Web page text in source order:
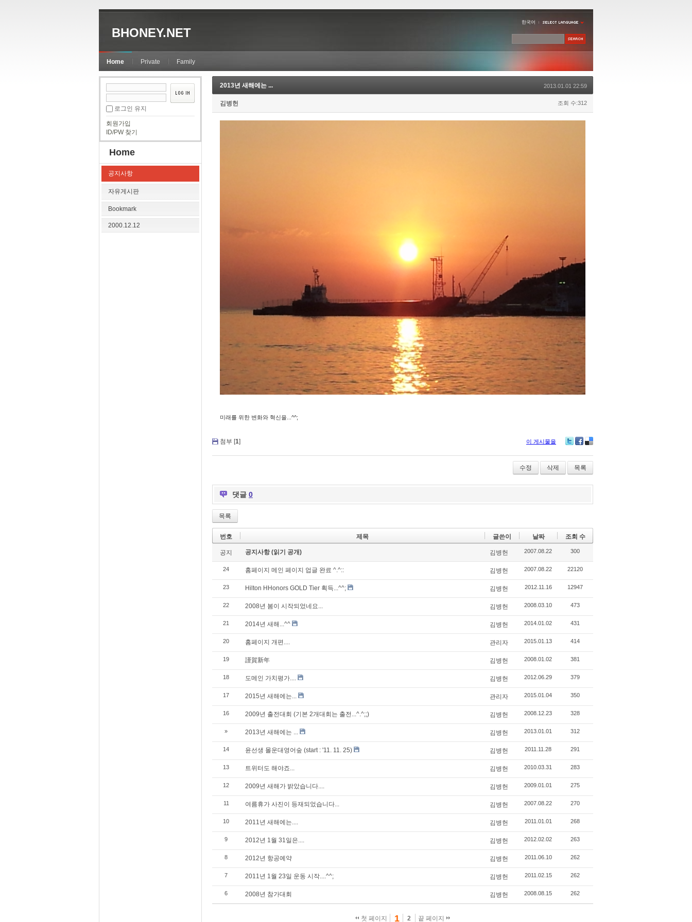
BHONEY.NET
한국어
Home Private Family
로그인 유지
회원가입
ID/PW 찾기
Home
공지사항
자유게시판
Bookmark
2000.12.12
2013년 새해에는 ... 2013.01.01 22:59
김병헌 조회 수:312
미래를 위한 변화와 혁신을...^^;
첨부 [1] 이 게시물을
itte ce
bo
ok
lici
ou
s
수정 삭제 목록
댓글 0
목록
번호 제목 글쓴이 날짜 조회 수
공지 공지사항 (읽기 공개) 김병헌 2007.08.22 300
24 홈페이지 메인 페이지 업글 완료 ^.^:: 김병헌 2007.08.22 22120
23 Hilton HHonors GOLD Tier 획득...^^; 김병헌 2012.11.16 12947
22 2008년 봄이 시작되었네요... 김병헌 2008.03.10 473
21 2014년 새해...^^ 김병헌 2014.01.02 431
20 홈페이지 개편.... 관리자 2015.01.13 414
19 謹賀新年 김병헌 2008.01.02 381
18 도메인 가치평가.... 김병헌 2012.06.29 379
17 2015년 새해에는... 관리자 2015.01.04 350
16 2009년 출전대회 (기본 2개대회는 출전...^.^;;) 김병헌 2008.12.23 328
» 2013년 새해에는 ... 김병헌 2013.01.01 312
14 윤선생 몰운대영어숲 (start : '11. 11. 25) 김병헌 2011.11.28 291
13 트위터도 해야죠... 김병헌 2010.03.31 283
12 2009년 새해가 밝았습니다.... 김병헌 2009.01.01 275
11 여름휴가 사진이 등재되었습니다... 김병헌 2007.08.22 270
10 2011년 새해에는.... 김병헌 2011.01.01 268
9 2012년 1월 31일은.... 김병헌 2012.02.02 263
8 2012년 항공예약 김병헌 2011.06.10 262
7 2011년 1월 23일 운동 시작....^^; 김병헌 2011.02.15 262
6 2008년 참가대회 김병헌 2008.08.15 262
첫 페이지 1 2 끝 페이지